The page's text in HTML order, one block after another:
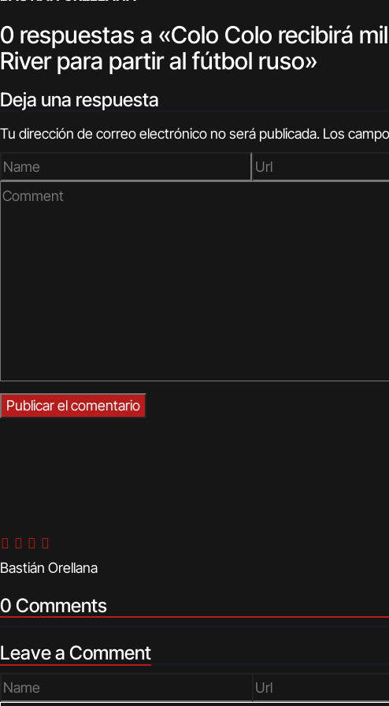
0 respuestas a «Colo Colo recibirá
River para partir al fútbol ruso»
Deja una respuesta
Tu dirección de correo electrónico no será publicada. Los
Bastián Orellana
0 Comments
Leave a Comment